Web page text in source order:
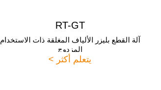
RT-GT
آلة القطع بليزر الألياف المغلقة ذات الاستخدام
المزدوج
يتعلم أكثر >